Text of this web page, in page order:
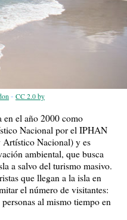
- CC 2.0 by
en el año 2000 como
Nacional por el IPHAN
Nacional) y es
ambiental, que busca
a salvo del turismo masivo.
que llegan a la isla en
el número de visitantes:
al mismo tiempo en